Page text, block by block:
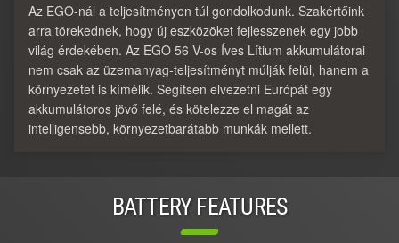
Az EGO-nál a teljesítményen túl gondolkodunk. Szakértőink
arra törekednek, hogy új eszközöket fejlesszenek egy jobb
világ érdekében. Az EGO 56 V-os Íves Lítium akkumulátorai
nem csak az üzemanyag-teljesítményt múlják felül, hanem a
környezetet is kímélik. Segítsen elvezetni Európát egy
akkumulátoros jövő felé, és kötelezze el magát az
intelligensebb, környezetbarátabb munkák mellett.
BATTERY FEATURES